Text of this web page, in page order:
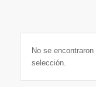
No se
selección.